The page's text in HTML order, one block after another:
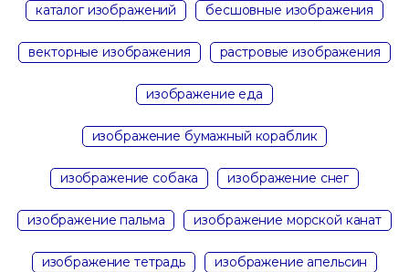
каталог изображений бесшовные изображения
векторные изображения растровые изображения
изображение еда
изображение бумажный кораблик
изображение собака изображение снег
изображение пальма изображение морской канат
изображение тетрадь изображение апельсин